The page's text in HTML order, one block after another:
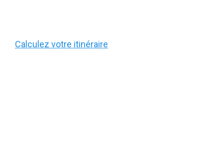
Calculez votre itinéraire